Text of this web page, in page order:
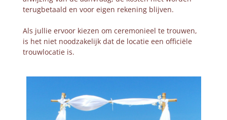
terugbetaald en voor eigen rekening blijven.
Als jullie ervoor kiezen om ceremonieel te trouwen,
is het niet noodzakelijk dat de locatie een officiële
trouwlocatie is.